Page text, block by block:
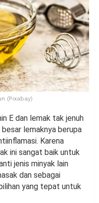
(Pixabay)
E dan lemak tak jenuh
lemaknya berupa
Karena
ini sangat baik untuk
jenis minyak lain
dan sebagai
yang tepat untuk